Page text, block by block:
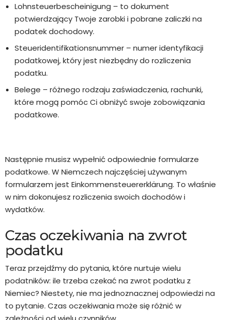
Lohnsteuerbescheinigung – to dokument
potwierdzający Twoje zarobki i pobrane zaliczki na
podatek dochodowy.
Steueridentifikationsnummer – numer identyfikacji
podatkowej, który jest niezbędny do rozliczenia
podatku.
Belege – różnego rodzaju zaświadczenia, rachunki,
które mogą pomóc Ci obniżyć swoje zobowiązania
podatkowe.
Następnie musisz wypełnić odpowiednie formularze
podatkowe. W Niemczech najczęściej używanym
formularzem jest Einkommensteuererklärung. To właśnie
w nim dokonujesz rozliczenia swoich dochodów i
wydatków.
Czas oczekiwania na zwrot
podatku
Teraz przejdźmy do pytania, które nurtuje wielu
podatników: ile trzeba czekać na zwrot podatku z
Niemiec? Niestety, nie ma jednoznacznej odpowiedzi na
to pytanie. Czas oczekiwania może się różnić w